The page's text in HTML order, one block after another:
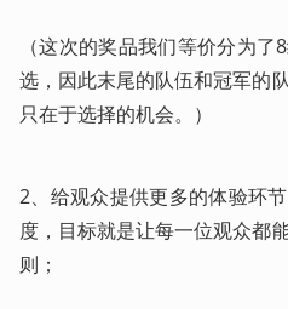
（这次的奖品我们等价分为
选，因此末尾的队伍和冠军的
只在于选择的机会。）
2、给观众提供更多的体验环
度，目标就是让每一位观众都
则；